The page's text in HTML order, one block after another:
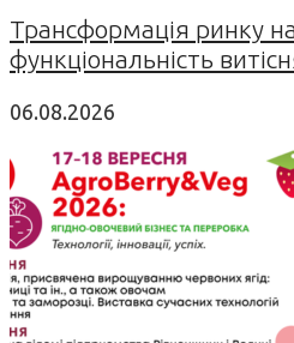
Трансформація ринку
функціональність
06.08.2026